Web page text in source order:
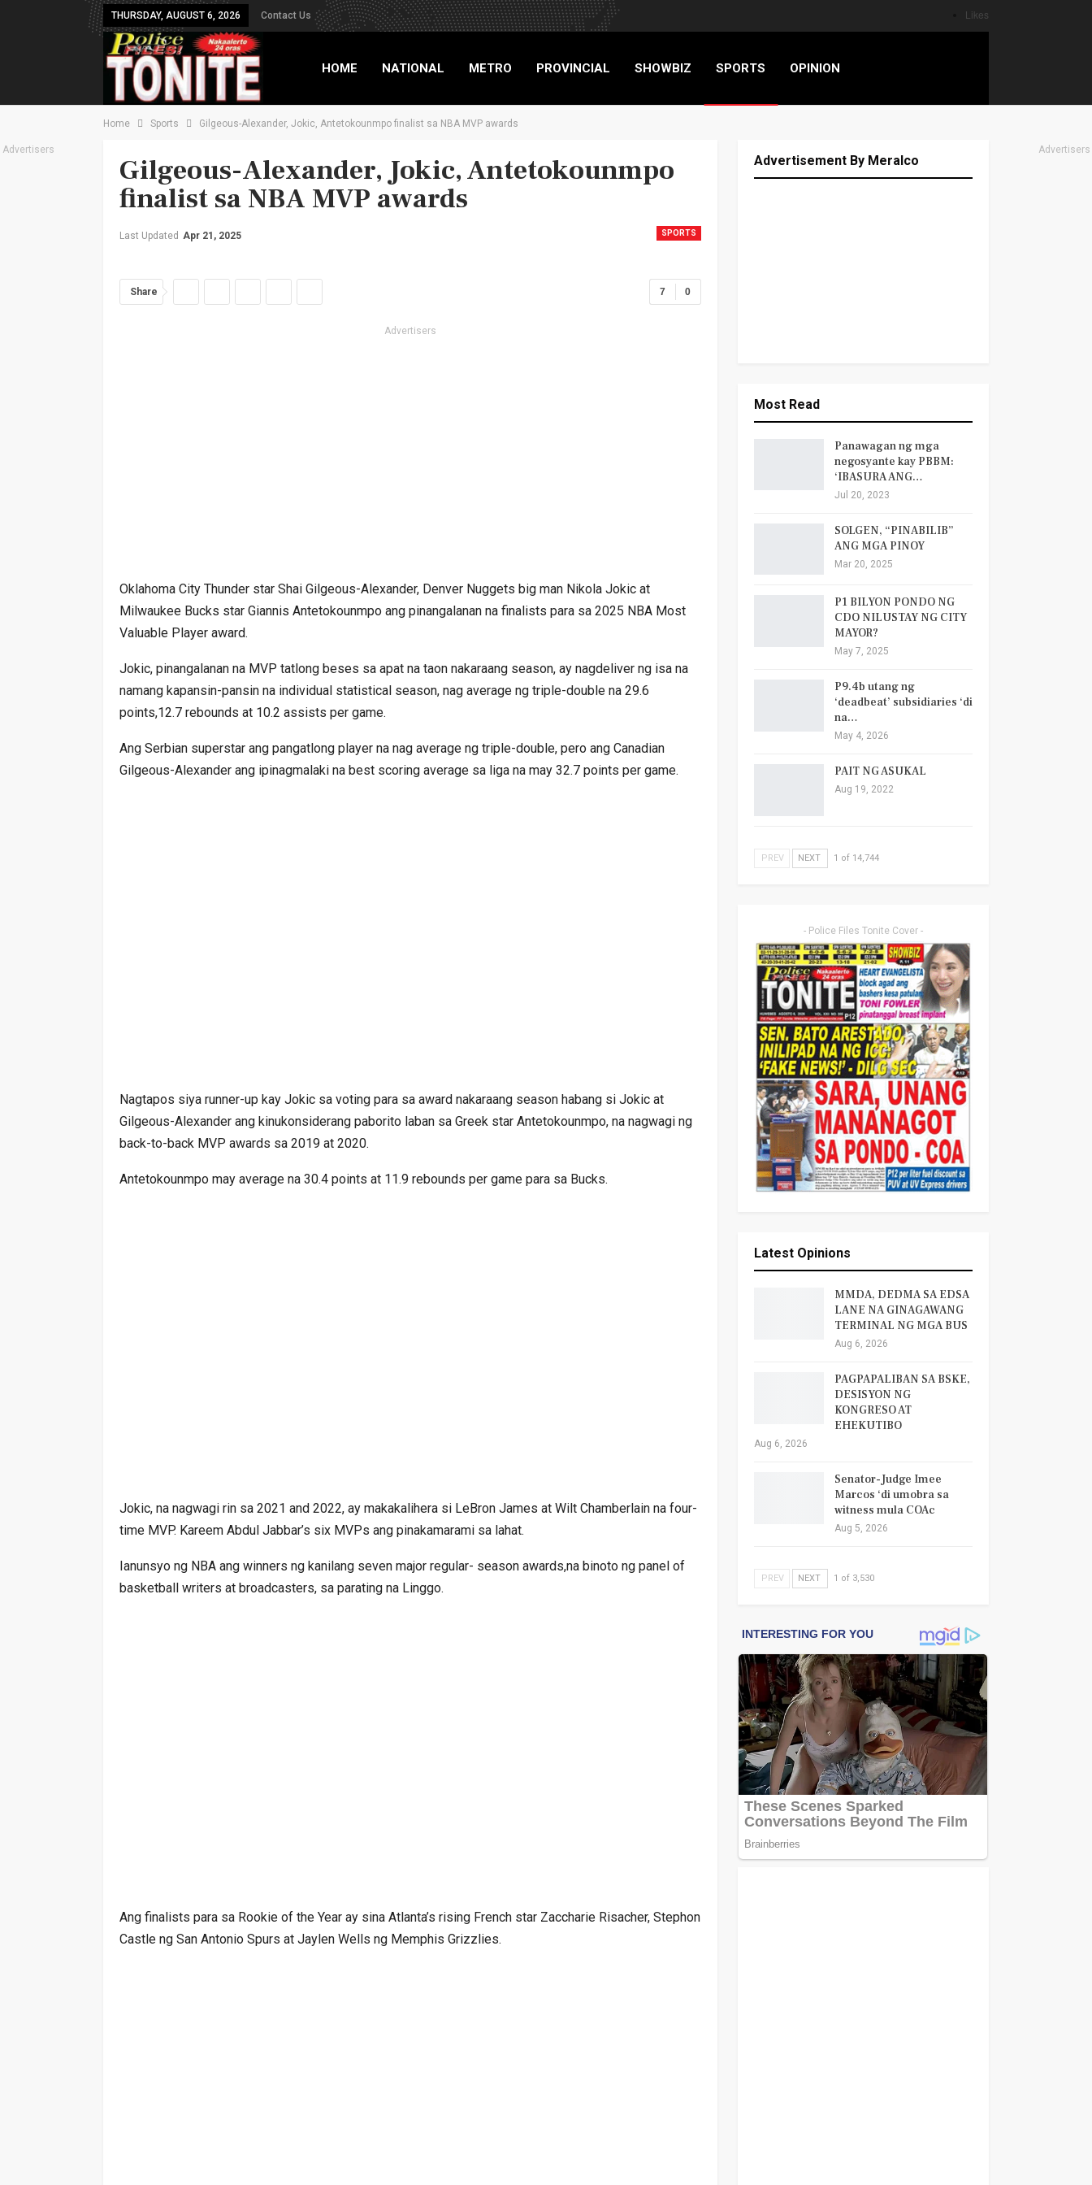
Likes
THURSDAY, AUGUST 6, 2026 Contact Us
HOME NATIONAL METRO PROVINCIAL SHOWBIZ SPORTS OPINION
Home Sports Gilgeous-Alexander, Jokic, Antetokounmpo finalist sa NBA MVP awards
Advertisers Advertisers
Gilgeous-Alexander, Jokic, Antetokounmpo
finalist sa NBA MVP awards
SPORTS
Last Updated Apr 21, 2025
0
7
Share
Advertisers
Oklahoma City Thunder star Shai Gilgeous-Alexander, Denver Nuggets big man Nikola Jokic at
Milwaukee Bucks star Giannis Antetokounmpo ang pinangalanan na finalists para sa 2025 NBA Most
Valuable Player award.
Jokic, pinangalanan na MVP tatlong beses sa apat na taon nakaraang season, ay nagdeliver ng isa na
namang kapansin-pansin na individual statistical season, nag average ng triple-double na 29.6
points,12.7 rebounds at 10.2 assists per game.
Ang Serbian superstar ang pangatlong player na nag average ng triple-double, pero ang Canadian
Gilgeous-Alexander ang ipinagmalaki na best scoring average sa liga na may 32.7 points per game.
Nagtapos siya runner-up kay Jokic sa voting para sa award nakaraang season habang si Jokic at
Gilgeous-Alexander ang kinukonsiderang paborito laban sa Greek star Antetokounmpo, na nagwagi ng
back-to-back MVP awards sa 2019 at 2020.
Antetokounmpo may average na 30.4 points at 11.9 rebounds per game para sa Bucks.
Jokic, na nagwagi rin sa 2021 and 2022, ay makakalihera si LeBron James at Wilt Chamberlain na four-
time MVP. Kareem Abdul Jabbar’s six MVPs ang pinakamarami sa lahat.
Ianunsyo ng NBA ang winners ng kanilang seven major regular- season awards,na binoto ng panel of
basketball writers at broadcasters, sa parating na Linggo.
Ang finalists para sa Rookie of the Year ay sina Atlanta’s rising French star Zaccharie Risacher, Stephon
Castle ng San Antonio Spurs at Jaylen Wells ng Memphis Grizzlies.
Advertisement By Meralco
Most Read
Panawagan ng mga
negosyante kay PBBM:
‘IBASURA ANG…
Jul 20, 2023
SOLGEN, “PINABILIB”
ANG MGA PINOY
Mar 20, 2025
P1 BILYON PONDO NG
CDO NILUSTAY NG CITY
MAYOR?
May 7, 2025
P9.4b utang ng
‘deadbeat’ subsidiaries ‘di
na…
May 4, 2026
PAIT NG ASUKAL
Aug 19, 2022
PREV NEXT 1 of 14,744
- Police Files Tonite Cover -
Latest Opinions
MMDA, DEDMA SA EDSA
LANE NA GINAGAWANG
TERMINAL NG MGA BUS
Aug 6, 2026
PAGPAPALIBAN SA BSKE,
DESISYON NG
KONGRESO AT
EHEKUTIBO
Aug 6, 2026
Senator-Judge Imee
Marcos ‘di umobra sa
witness mula COAc
Aug 5, 2026
PREV NEXT 1 of 3,530